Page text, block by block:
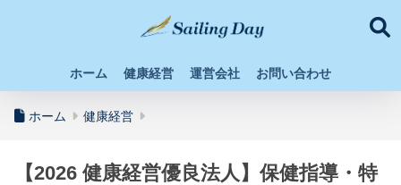
ホーム 健康経営 運営会社 お問い合わせ
ホーム 健康経営
【2026 健康経営優良法人】保健指導・特